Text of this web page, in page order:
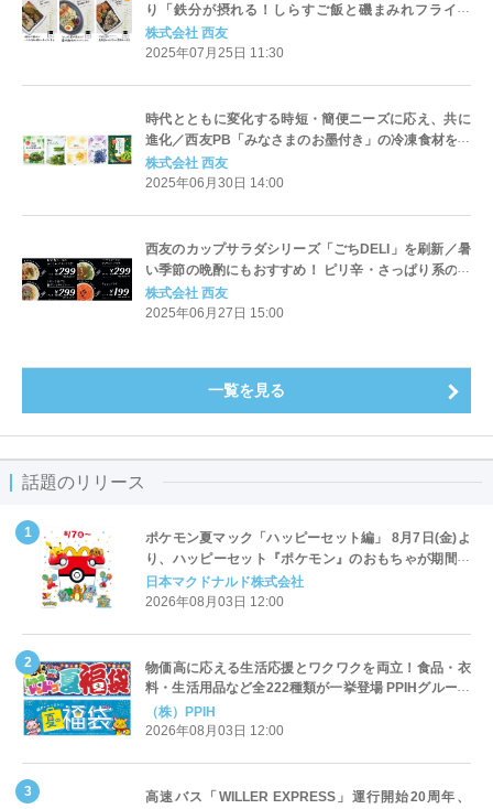
り「鉄分が摂れる！しらすご飯と磯まみれフライ弁
当」、「たんぱく質が摂れる！醤油麹使用カオマンガ
イ」など新作3品目を7/28(月)に発売
株式会社 西友
2025年07月25日 11:30
時代とともに変化する時短・簡便ニーズに応え、共に
進化／西友PB「みなさまのお墨付き」の冷凍食材をご
紹介！
株式会社 西友
2025年06月30日 14:00
西友のカップサラダシリーズ「ごちDELI」を刷新／暑
い季節の晩酌にもおすすめ！ ピリ辛・さっぱり系の新
商品3品目を6/30（月）に発売
株式会社 西友
2025年06月27日 15:00
一覧を見る
話題のリリース
ポケモン夏マック「ハッピーセット編」 8月7日(金)よ
り、ハッピーセット『ポケモン』のおもちゃが期間限
定登場
日本マクドナルド株式会社
2026年08月03日 12:00
物価高に応える生活応援とワクワクを両立！食品・衣
料・生活用品など全222種類が一挙登場 PPIHグループ
「夏福袋」＆セール 8月6日(木)より順次スタート
（株）PPIH
2026年08月03日 12:00
高速バス「WILLER EXPRESS」運行開始20周年、